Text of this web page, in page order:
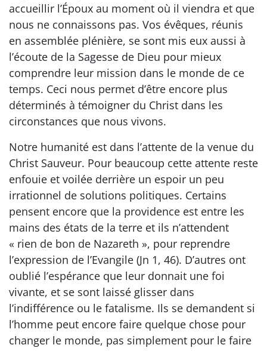
accueillir l’Époux au moment où il viendra et que
nous ne connaissons pas. Vos évêques, réunis
en assemblée plénière, se sont mis eux aussi à
l’écoute de la Sagesse de Dieu pour mieux
comprendre leur mission dans le monde de ce
temps. Ceci nous permet d’être encore plus
déterminés à témoigner du Christ dans les
circonstances que nous vivons.
Notre humanité est dans l’attente de la venue du
Christ Sauveur. Pour beaucoup cette attente reste
enfouie et voilée derrière un espoir un peu
irrationnel de solutions politiques. Certains
pensent encore que la providence est entre les
mains des états de la terre et ils n’attendent
« rien de bon de Nazareth », pour reprendre
l’expression de l’Evangile (Jn 1, 46). D’autres ont
oublié l’espérance que leur donnait une foi
vivante, et se sont laissé glisser dans
l’indifférence ou le fatalisme. Ils se demandent si
l’homme peut encore faire quelque chose pour
changer le monde, pas simplement pour le faire